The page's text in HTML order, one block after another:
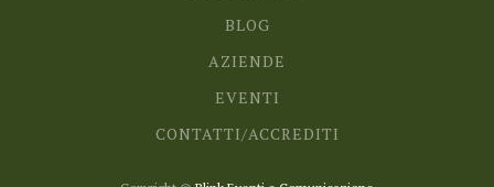
BLOG
AZIENDE
EVENTI
CONTATTI/ACCREDITI